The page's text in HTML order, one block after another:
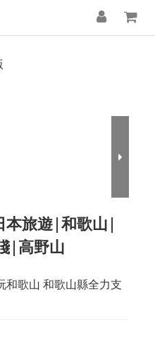
本旅遊|和歌山|
|高野山
和歌山 和歌山縣全力支